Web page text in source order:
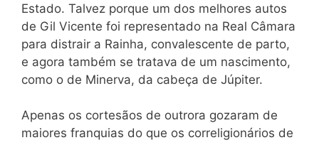
Estado. Talvez porque um dos melhores autos
de Gil Vicente foi representado na Real Câmara
para distrair a Rainha, convalescente de parto,
e agora também se tratava de um nascimento,
como o de Minerva, da cabeça de Júpiter.
Apenas os cortesãos de outrora gozaram de
maiores franquias do que os correligionários de